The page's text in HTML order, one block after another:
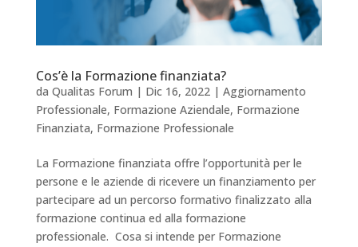
Cos’è la Formazione finanziata?
da Qualitas Forum | Dic 16, 2022| Aggiornamento
Professionale, Formazione Aziendale, Formazione
Finanziata, Formazione Professionale
La Formazione finanziata offre l’opportunità per le
persone e le aziende di ricevere un finanziamento per
partecipare ad un percorso formativo finalizzato alla
formazione continua ed alla formazione
professionale. Cosa si intende per Formazione